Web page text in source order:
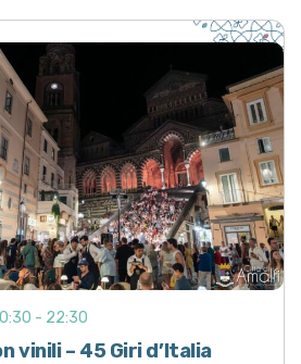
vinili – 45 Giri d’Italia
- 22:30